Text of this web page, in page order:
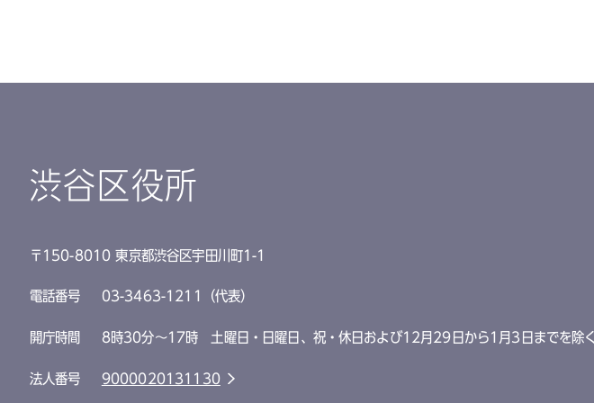
渋谷区役所
〒150-8010 東京都渋谷区宇田川町1-1
電話番号 03-3463-1211（代表）
開庁時間 8時30分～17時 土曜日・日曜日、祝・休日および12月29日から1月3日までを除く
法人番号 9000020131130